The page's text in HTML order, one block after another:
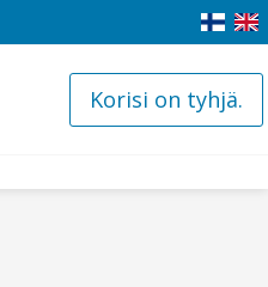
Korisi on tyhjä.